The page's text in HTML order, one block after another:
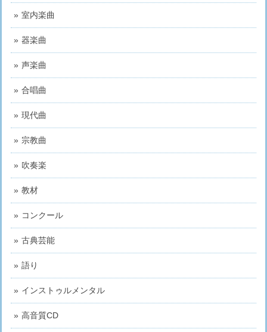
室内楽曲
器楽曲
声楽曲
合唱曲
現代曲
宗教曲
吹奏楽
教材
コンクール
古典芸能
語り
インストゥルメンタル
高音質CD